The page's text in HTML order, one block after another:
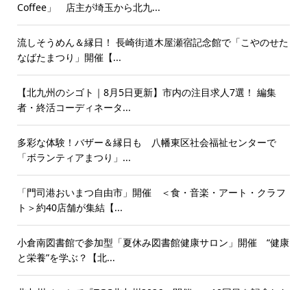
Coffee」 店主が埼玉から北九...
流しそうめん＆縁日！ 長崎街道木屋瀬宿記念館で「こやのせた
なばたまつり」開催【...
【北九州のシゴト｜8月5日更新】市内の注目求人7選！ 編集
者・終活コーディネータ...
多彩な体験！バザー＆縁日も 八幡東区社会福祉センターで
「ボランティアまつり」...
「門司港おいまつ自由市」開催 ＜食・音楽・アート・クラフ
ト＞約40店舗が集結【...
小倉南図書館で参加型「夏休み図書館健康サロン」開催 “健康
と栄養”を学ぶ？【北...